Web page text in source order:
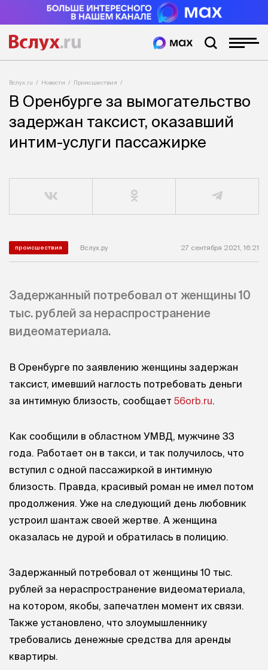
Вслух.ru Новости Происшествия
В Оренбурге за вымогательство
задержан таксист, оказавший
интим-услуги пассажирке
происшествия Вслух.ру 27 сентября 2021, 16:21
Задержанный потребовал от женщины 10
тыс. рублей за нераспространение
видеоматериала.
В Оренбурге по заявлению женщины задержан
таксист, имевший наглость потребовать деньги
за интимную близость, сообщает 56orb.ru.
Как сообщили в областном УМВД, мужчине 33
года. Работает он в такси, и так получилось, что
вступил с одной пассажиркой в интимную
близость. Правда, красивый роман не имел потом
продолжения. Уже на следующий день любовник
устроил шантаж своей жертве. А женщина
оказалась не дурой и обратилась в полицию.
Задержанный потребовал от женщины 10 тыс.
рублей за нераспространение видеоматериала,
на котором, якобы, запечатлен момент их связи.
Также установлено, что злоумышленнику
требовались денежные средства для аренды
квартиры.